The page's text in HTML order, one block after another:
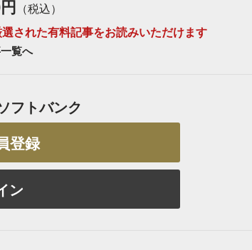
（税込）
された有料記事をお読みいただけます
覧へ
フトバンク
登録
ン